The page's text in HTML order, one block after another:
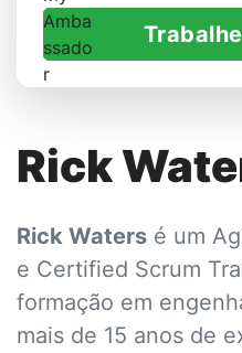
Rick
Rick Waters é um
e Certified Scrum
formação em
mais de 15 anos de